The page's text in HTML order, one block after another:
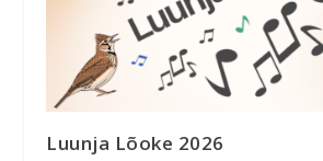
Luunja Lõoke 2026